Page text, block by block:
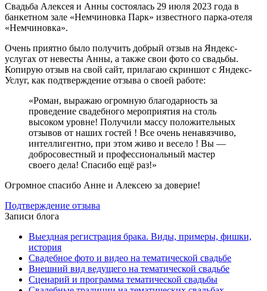
Свадьба Алексея и Анны состоялась 29 июля 2023 года в
банкетном зале «Немчиновка Парк» известного парка-отеля
«Немчиновка».
Очень приятно было получить добрый отзыв на Яндекс-
услугах от невесты Анны, а также свои фото со свадьбы.
Копирую отзыв на свой сайт, прилагаю скриншот с Яндекс-
Услуг, как подтверждение отзыва о своей работе:
«Роман, выражаю огромную благодарность за
проведение свадебного мероприятия на столь
высоком уровне! Получили массу положительных
отзывов от наших гостей ! Все очень ненавязчиво,
интеллигентно, при этом живо и весело ! Вы —
добросовестный и профессиональный мастер
своего дела! Спасибо ещё раз!»
Огромное спасибо Анне и Алексею за доверие!
Подтверждение отзыва
Записи блога
Выездная регистрация брака. Виды, примеры, фишки,
история
Свадебное фото и видео на тематической свадьбе
Внешний вид ведущего на тематической свадьбе
Сценарий и программа тематической свадьбы